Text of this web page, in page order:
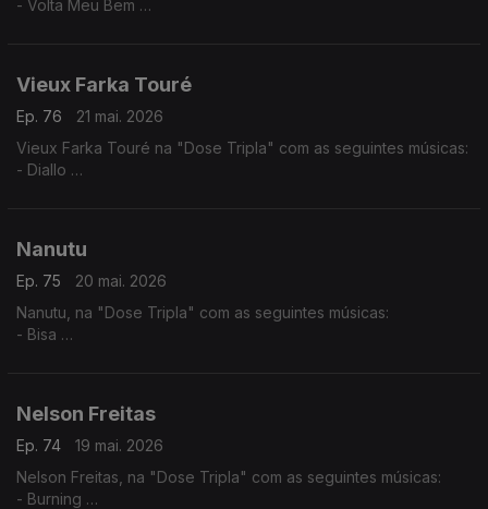
- Volta Meu Bem
Vieux Farka Touré
Ep. 76
21 mai. 2026
Vieux Farka Touré na "Dose Tripla" com as seguintes músicas:
- Diallo
Nanutu
Ep. 75
20 mai. 2026
Nanutu, na "Dose Tripla" com as seguintes músicas:
- Bisa
Nelson Freitas
Ep. 74
19 mai. 2026
Nelson Freitas, na "Dose Tripla" com as seguintes músicas:
- Burning